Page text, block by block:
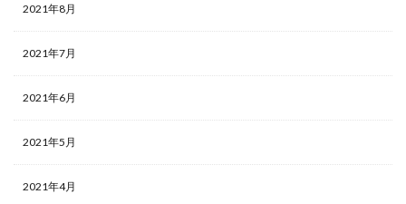
2021年8月
2021年7月
2021年6月
2021年5月
2021年4月